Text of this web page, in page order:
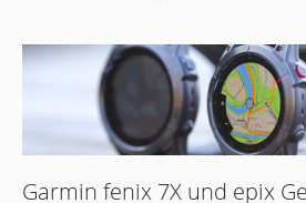
Garmin fenix 7X und epix